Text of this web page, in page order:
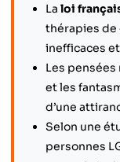
La loi
thérapies de
inefficaces
Les
et les
d’une
Selon une
personnes